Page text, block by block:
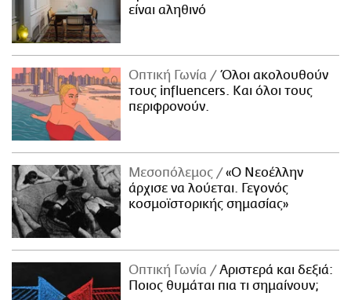
είναι αληθινό
Οπτική Γωνία
Όλοι ακολουθούν
τους influencers. Και όλοι τους
περιφρονούν.
Μεσοπόλεμος
«Ο Νεοέλλην
άρχισε να λούεται. Γεγονός
κοσμοϊστορικής σημασίας»
Οπτική Γωνία
Αριστερά και δεξιά:
Ποιος θυμάται πια τι σημαίνουν;